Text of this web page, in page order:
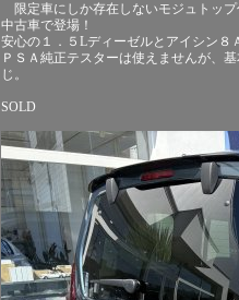
限定車にしか存在しないモジュトッ
中古車で登場！
安心の１．５Lディーゼルとアイシン８
ＰＳＡ純正テスターは使えませんが、
じ。
SOLD